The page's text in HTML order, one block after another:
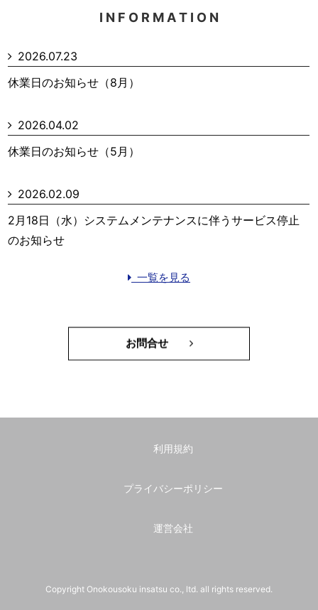
I N F O R M A T I O N
2026.07.23
休業日のお知らせ（8月）
2026.04.02
休業日のお知らせ（5月）
2026.02.09
2月18日（水）システムメンテナンスに伴うサービス停止
のお知らせ
一覧を見る
お問合せ
利用規約
プライバシーポリシー
運営会社
Copyright Onokousoku insatsu co., ltd. all rights reserved.